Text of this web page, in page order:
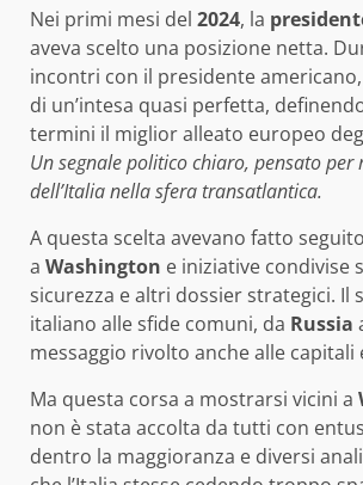
Nei primi mesi del 2024, la
aveva scelto una posizione netta.
incontri con il presidente
di un’intesa quasi perfetta,
termini il miglior alleato europeo
Un segnale politico chiaro, pensato
dell’Italia nella sfera transatlantica.
A questa scelta avevano fatto
a Washington e iniziative condivise
sicurezza e altri dossier strategici. Il
italiano alle sfide comuni, da Russia
messaggio rivolto anche alle capitali
Ma questa corsa a mostrarsi vicini a
non è stata accolta da tutti con
dentro la maggioranza e diversi